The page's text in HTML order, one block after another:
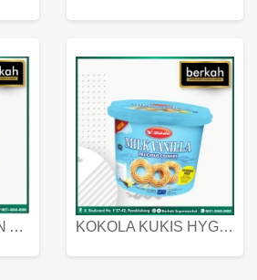
UBM CORONATION ASSORTED BISKUIT KALENG 450 GRAM KOKOLA KUKIS HYGIENIC MILK VANILLA PACK 320 GR